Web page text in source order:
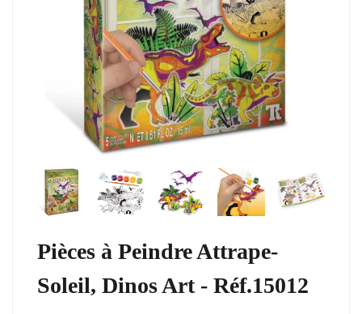
Pièces à Peindre Attrape-
Soleil, Dinos Art - Réf.15012